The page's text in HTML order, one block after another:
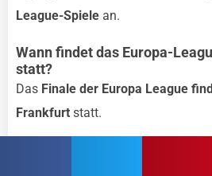
League-Spiele an.
Wann findet das Europa-
statt?
Das Finale der Europa League
Frankfurt statt.